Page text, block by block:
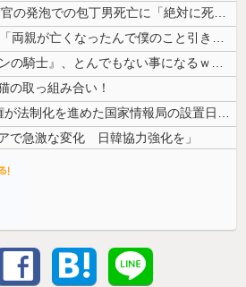
【悲報】 玉川徹さん、警官の発泡での包丁男死亡に「絶対に死刑にならない...
【人工障がい者】 甥(28)「両親が亡くなったんで僕のこと引き取ってほ...
【画像】 Netflix版『リボンの騎士』、とんでもない事になるｗｗｗ...
の取っ組み合い！
（ ´_ゝ`）中国「高市政権が法制化を進めた国家情報局の設置日が7月3...
で急激な変化 日韓協力強化を」